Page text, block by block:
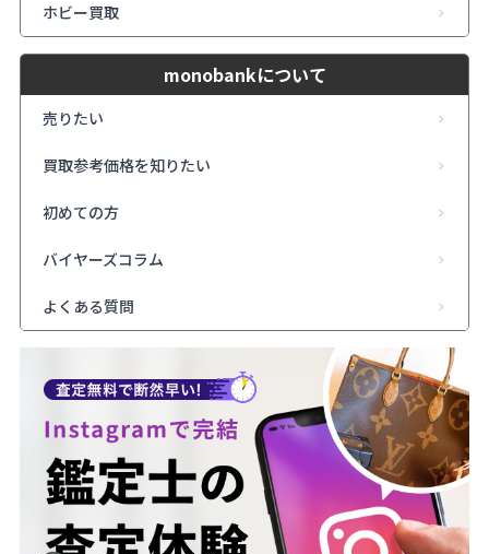
ホビー買取
monobankについて
売りたい
買取参考価格を知りたい
初めての方
バイヤーズコラム
よくある質問